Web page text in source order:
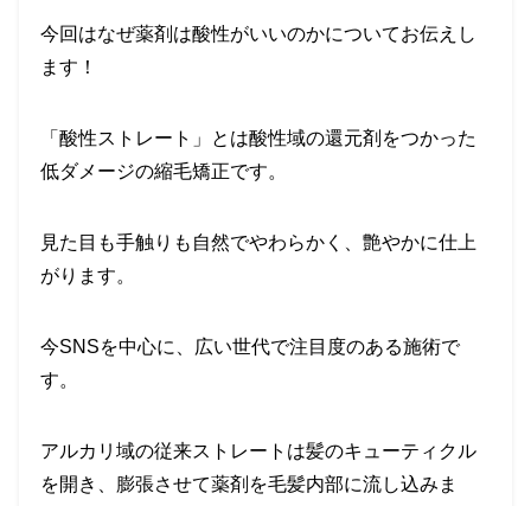
今回はなぜ薬剤は酸性がいいのかについてお伝えし
ます！
「酸性ストレート」とは酸性域の還元剤をつかった
低ダメージの縮毛矯正です。
見た目も手触りも自然でやわらかく、艶やかに仕上
がります。
今SNSを中心に、広い世代で注目度のある施術で
す。
アルカリ域の従来ストレートは髪のキューティクル
を開き、膨張させて薬剤を毛髪内部に流し込みま